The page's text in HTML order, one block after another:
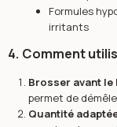
Formules
irritants
4. Comment
Brosser avant le
permet de
Quantité